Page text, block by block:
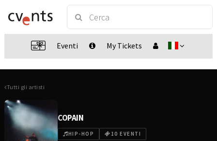
Eventi My Tickets
Tutti gli artisti
COPAIN
HIP-HOP 10 EVENTI